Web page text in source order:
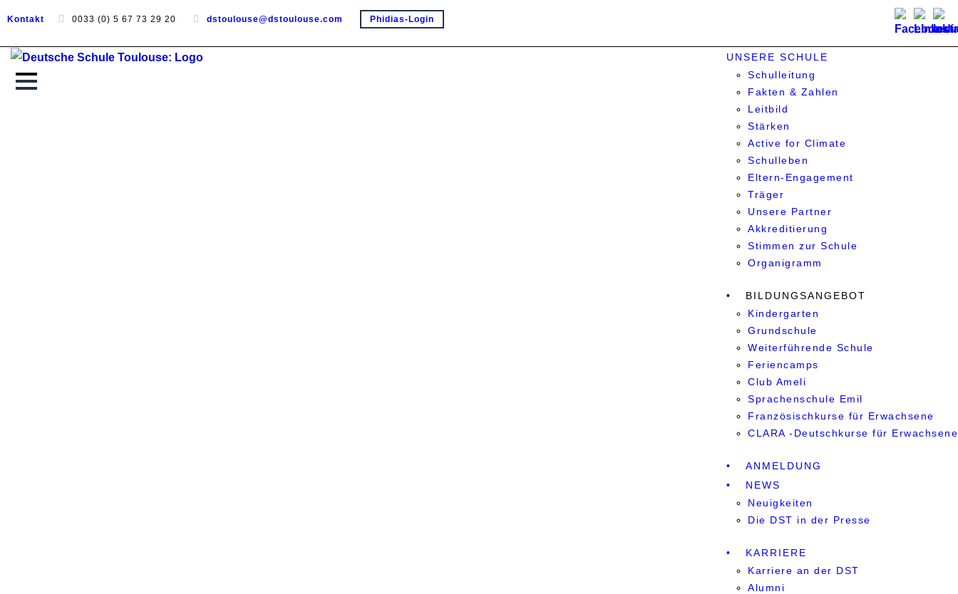
Kontakt 0033 (0) 5 67 73 29 20 dstoulouse@dstoulouse.com Phidias-Login
UNSERE SCHULE
Schulleitung
Fakten & Zahlen
Leitbild
Stärken
Active for Climate
Schulleben
Eltern-Engagement
Träger
Unsere Partner
Akkre­di­tier­ung
Stimmen zur Schule
Organigramm
BILDUNGSANGEBOT
Kindergarten
Grundschule
Weiterführende Schule
Feriencamps
Club Ameli
Sprachenschule Emil
Französischkurse für Erwachsene
CLARA -Deutschkurse für Erwachsene
ANMELDUNG
NEWS
Neuigkeiten
Die DST in der Presse
KARRIERE
Karriere an der DST
Alumni